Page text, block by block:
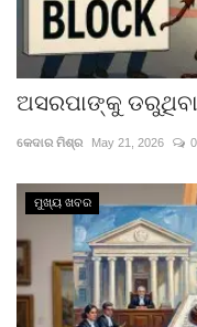
ଅସରପାଙ୍କୁ
କେଦାର ମିଶ୍ର May 21, 2026 0
ମୁଖ୍ୟ ଖବର